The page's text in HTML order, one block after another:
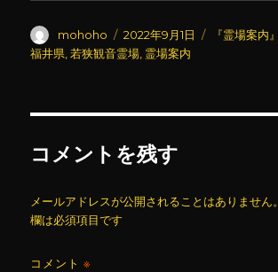
投
稿
mohoho
投
稿
2022年9月1日
カ『霊場案内』
福井県 ,若狭観音霊場 霊場案内
コメントを残す
メールアドレスが公開されることはありません。
欄は必須項目です
コメント※